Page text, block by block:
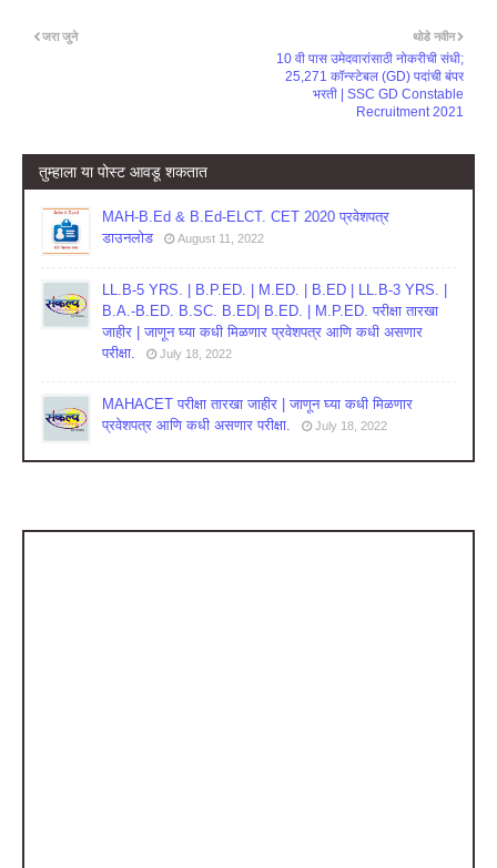
थोडे नवीन
10 वी पास उमेदवारांसाठी नोकरीची संधी;
25,271 कॉन्स्टेबल (GD) पदांची बंपर
भरती | SSC GD Constable
Recruitment 2021
जरा जुने
तुम्‍हाला या पोस्‍ट आवडू शकतात
MAH-B.Ed & B.Ed-ELCT. CET 2020 प्रवेशपत्र
डाउनलोड
August 11, 2022
LL.B-5 YRS. | B.P.ED. | M.ED. | B.ED | LL.B-3 YRS. |
B.A.-B.ED. B.SC. B.ED| B.ED. | M.P.ED. परीक्षा तारखा
जाहीर | जाणून घ्या कधी मिळणार प्रवेशपत्र आणि कधी असणार
परीक्षा.
July 18, 2022
MAHACET परीक्षा तारखा जाहीर | जाणून घ्या कधी मिळणार
प्रवेशपत्र आणि कधी असणार परीक्षा.
July 18, 2022